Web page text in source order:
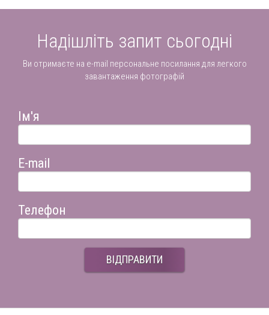
Надішліть запит сьогодні
Ви отримаєте на e-mail персональне посилання для легкого
завантаження фотографій
Ім'я
E-mail
Телефон
ВІДПРАВИТИ